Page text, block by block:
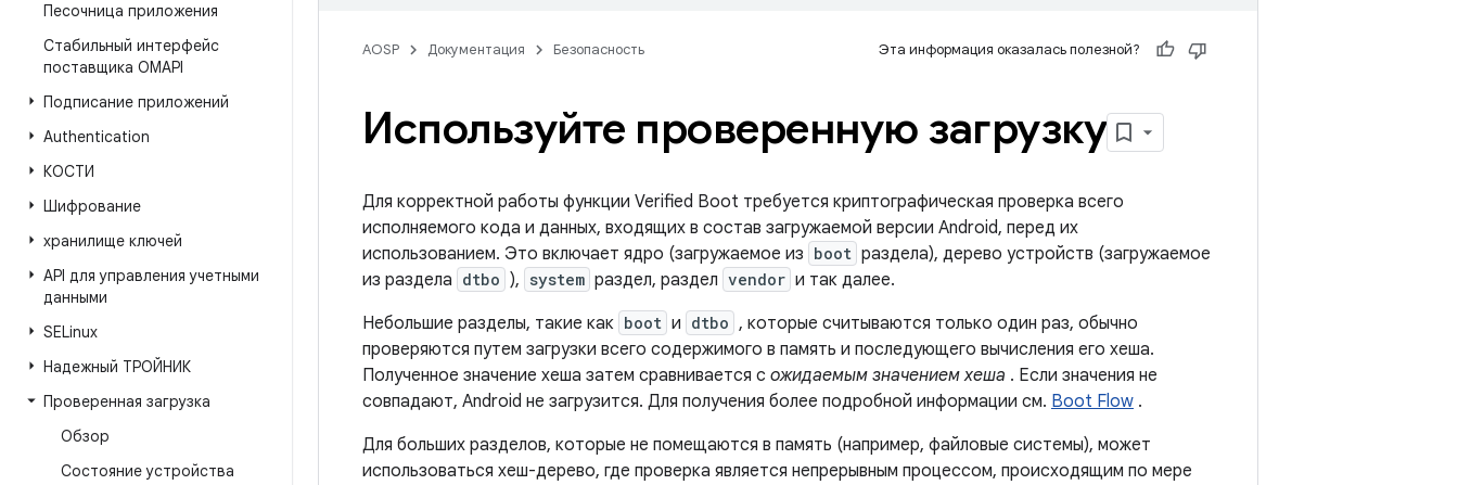
Песочница приложения
Стабильный интерфейс
поставщика OMAPI
Подписание приложений
Authentication
КОСТИ
Шифрование
хранилище ключей
API для управления учетными
данными
SELinux
Надежный ТРОЙНИК
Проверенная загрузка
Обзор
Состояние устройства
AOSP Документация Безопасность Эта информация оказалась полезной?
Используйте проверенную загрузку
Для корректной работы функции Verified Boot требуется криптографическая проверка всего
исполняемого кода и данных, входящих в состав загружаемой версии Android, перед их
использованием. Это включает ядро ​​(загружаемое из boot раздела), дерево устройств (загружаемое
из раздела dtbo ), system раздел, раздел vendor и так далее.
Небольшие разделы, такие как boot и dtbo , которые считываются только один раз, обычно
проверяются путем загрузки всего содержимого в память и последующего вычисления его хеша.
Полученное значение хеша затем сравнивается с ожидаемым значением хеша . Если значения не
совпадают, Android не загрузится. Для получения более подробной информации см. Boot Flow .
Для больших разделов, которые не помещаются в память (например, файловые системы), может
использоваться хеш-дерево, где проверка является непрерывным процессом, происходящим по мере